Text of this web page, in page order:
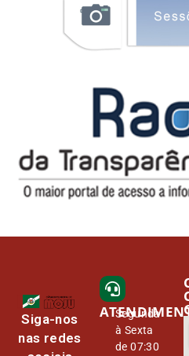
Siga-nos
nas redes
Segunda
à Sexta
de 07:30